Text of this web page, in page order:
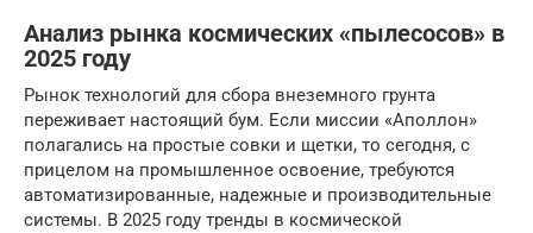
Анализ рынка космических «пылесосов» в
2025 году
Рынок технологий для сбора внеземного грунта
переживает настоящий бум. Если миссии «Аполлон»
полагались на простые совки и щетки, то сегодня, с
прицелом на промышленное освоение, требуются
автоматизированные, надежные и производительные
системы. В 2025 году тренды в космической